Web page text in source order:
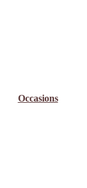
Occasions